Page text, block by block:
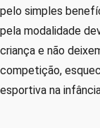
pelo simples
pela modalidade
criança e não
competição,
esportiva na